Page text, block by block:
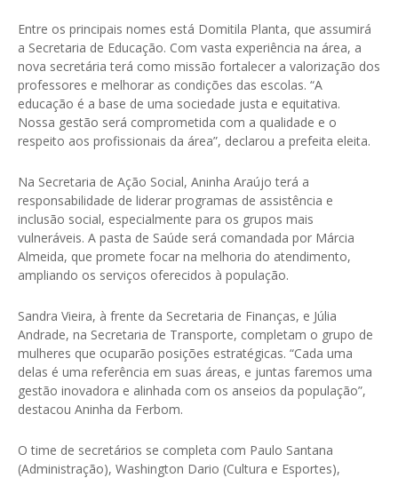
Entre os principais nomes está Domitila Planta, que assumirá
a Secretaria de Educação. Com vasta experiência na área, a
nova secretária terá como missão fortalecer a valorização dos
professores e melhorar as condições das escolas. “A
educação é a base de uma sociedade justa e equitativa.
Nossa gestão será comprometida com a qualidade e o
respeito aos profissionais da área”, declarou a prefeita eleita.
Na Secretaria de Ação Social, Aninha Araújo terá a
responsabilidade de liderar programas de assistência e
inclusão social, especialmente para os grupos mais
vulneráveis. A pasta de Saúde será comandada por Márcia
Almeida, que promete focar na melhoria do atendimento,
ampliando os serviços oferecidos à população.
Sandra Vieira, à frente da Secretaria de Finanças, e Júlia
Andrade, na Secretaria de Transporte, completam o grupo de
mulheres que ocuparão posições estratégicas. “Cada uma
delas é uma referência em suas áreas, e juntas faremos uma
gestão inovadora e alinhada com os anseios da população”,
destacou Aninha da Ferbom.
O time de secretários se completa com Paulo Santana
(Administração), Washington Dario (Cultura e Esportes),